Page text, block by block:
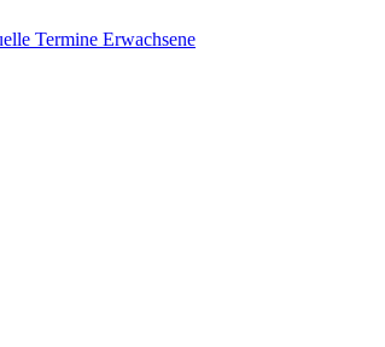
Termine Erwachsene